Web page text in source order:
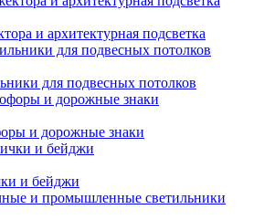
и архитектурная подсветка
для подвесных потолков
и дорожные знаки
и бейджи